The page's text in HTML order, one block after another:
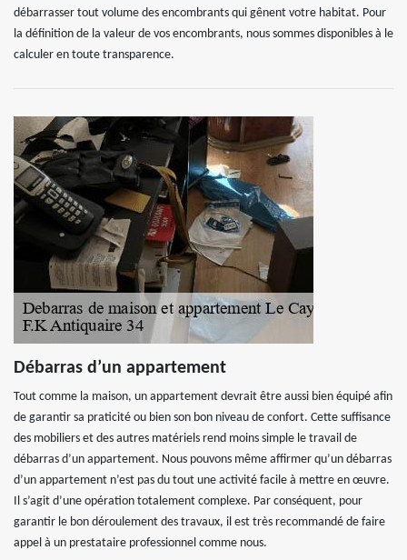
débarrasser tout volume des encombrants qui gênent votre habitat. Pour
la définition de la valeur de vos encombrants, nous sommes disponibles à le
calculer en toute transparence.
Débarras d’un appartement
Tout comme la maison, un appartement devrait être aussi bien équipé afin
de garantir sa praticité ou bien son bon niveau de confort. Cette suffisance
des mobiliers et des autres matériels rend moins simple le travail de
débarras d’un appartement. Nous pouvons même affirmer qu’un débarras
d’un appartement n’est pas du tout une activité facile à mettre en œuvre.
Il s’agit d’une opération totalement complexe. Par conséquent, pour
garantir le bon déroulement des travaux, il est très recommandé de faire
appel à un prestataire professionnel comme nous.